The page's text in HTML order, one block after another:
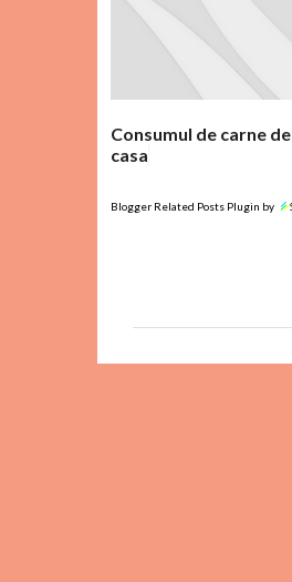
Consumul de carne de
casa
Blogger Related Posts Plugin by
a